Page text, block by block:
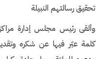
تحقيق رسالتهم النبيلة
وألقى رئيس مجلس إدارة مراكز
كلمة عبّر فيها عن شكره